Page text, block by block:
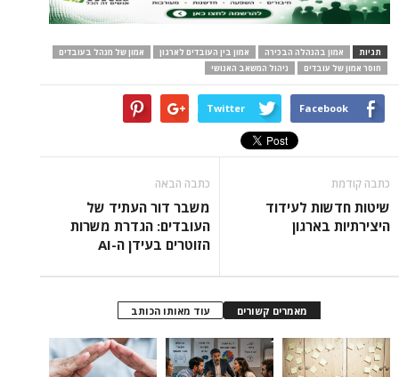
תגיות אמון בהנהלה הבכירה אמון בין העובדים לארגון
אמון של מנהל בעובדים
חוסר אמון של עובדים
ניהול המשאב האנושי
Facebook
Twitter
כתבה קודמת
שיטות חדשות לעידוד
היצירתיות בארגון
כתבה הבאה
משבר דור העתיד של
העובדים: הגדרת משרות
הזוטרים בעידן ה-AI
מאמרים קשורים עוד מאותו הכותב